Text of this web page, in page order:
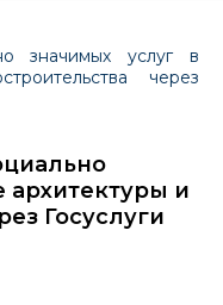
значимых услуг в
через
архитектуры и
Госуслуги